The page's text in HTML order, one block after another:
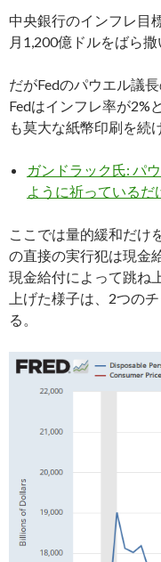
中央銀行のインフレ目
月1,200億ドルをばら撒
だがFedのパウエル議
Fedはインフレ率が2%
も莫大な紙幣印刷を続
ガンドラック氏: パ
ように祈っている
ここでは量的緩和だけ
の直接の実行犯は現金
現金給付によって跳ね
上げた様子は、2つの
る。